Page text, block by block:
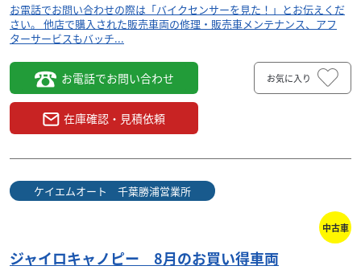
お電話でお問い合わせの際は「バイクセンサーを見た！」とお伝えくだ
さい。 他店で購入された販売車両の修理・販売車メンテナンス、アフ
ターサービスもバッチ...
お電話でお問い合わせ
在庫確認・見積依頼
お気に入り
ケイエムオート 千葉勝浦営業所
中古車
ジャイロキャノピー 8月のお買い得車両